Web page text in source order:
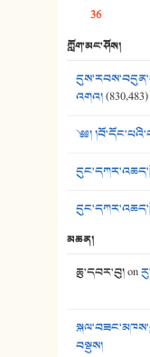
36
ཀློག་མང་ཤོས།
འགའ།(830,483)
༄༅།
མཆན།
ཆུ་དབར་བུ།on
བསྡུས།